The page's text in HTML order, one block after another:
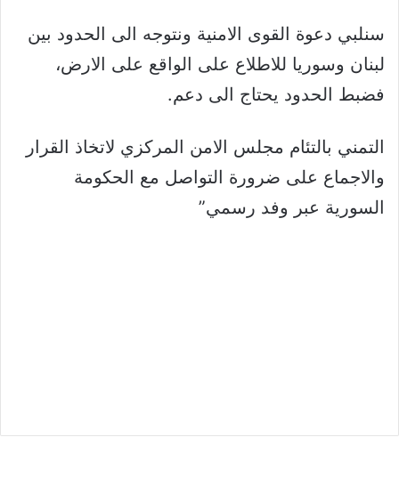
سنلبي دعوة القوى الامنية ونتوجه الى الحدود بين
لبنان وسوريا للاطلاع على الواقع على الارض،
فضبط الحدود يحتاج الى دعم.
التمني بالتئام مجلس الامن المركزي لاتخاذ القرار
والاجماع على ضرورة التواصل مع الحكومة
السورية عبر وفد رسمي”